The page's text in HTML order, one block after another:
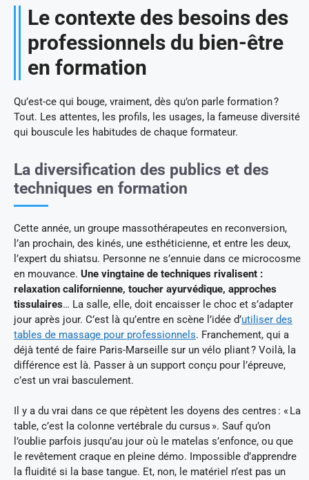
Le contexte des besoins des
professionnels du bien-être
en formation
Qu’est-ce qui bouge, vraiment, dès qu’on parle formation ?
Tout. Les attentes, les profils, les usages, la fameuse diversité
qui bouscule les habitudes de chaque formateur.
La diversification des publics et des
techniques en formation
Cette année, un groupe massothérapeutes en reconversion,
l’an prochain, des kinés, une esthéticienne, et entre les deux,
l’expert du shiatsu. Personne ne s’ennuie dans ce microcosme
en mouvance. Une vingtaine de techniques rivalisent :
relaxation californienne, toucher ayurvédique, approches
tissulaires… La salle, elle, doit encaisser le choc et s’adapter
jour après jour. C’est là qu’entre en scène l’idée d’utiliser des
tables de massage pour professionnels. Franchement, qui a
déjà tenté de faire Paris-Marseille sur un vélo pliant ? Voilà, la
différence est là. Passer à un support conçu pour l’épreuve,
c’est un vrai basculement.
Il y a du vrai dans ce que répètent les doyens des centres : « La
table, c’est la colonne vertébrale du cursus ». Sauf qu’on
l’oublie parfois jusqu’au jour où le matelas s’enfonce, ou que
le revêtement craque en pleine démo. Impossible d’apprendre
la fluidité si la base tangue. Et, non, le matériel n’est pas un